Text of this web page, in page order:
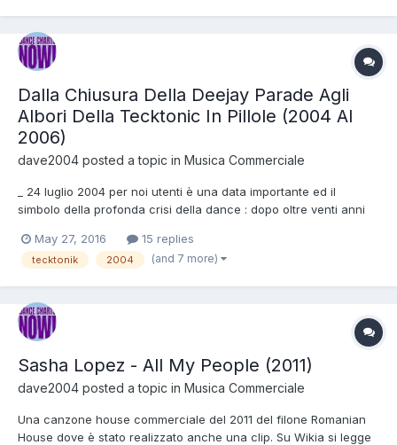
Dalla Chiusura Della Deejay Parade Agli
Albori Della Tecktonic In Pillole (2004 Al
2006)
dave2004 posted a topic in Musica Commerciale
_ 24 luglio 2004 per noi utenti è una data importante ed il
simbolo della profonda crisi della dance : dopo oltre venti anni
punto di riferimento della dance italiana. _ La chiusura della
classifica più influente ha creato un effet...
May 27, 2016 15 replies
tecktonik 2004 (and 7 more)
Sasha Lopez - All My People (2011)
dave2004 posted a topic in Musica Commerciale
Una canzone house commerciale del 2011 del filone Romanian
House dove è stato realizzato anche una clip. Su Wikia si legge